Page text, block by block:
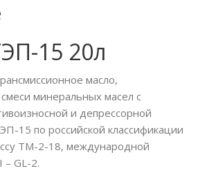
15 20л
масло,
минеральных масел с
и депрессорной
15 по российской классификации
ТМ-2-18, международной
– GL-2.